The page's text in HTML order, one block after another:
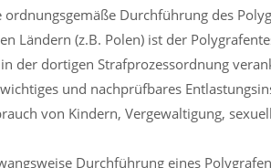
ordnungsgemäße Durchführung des
Ländern (z.B. Polen) ist der
der dortigen Strafprozessordnung
und nachprüfbares
von Kindern, Vergewaltigung,
Durchführung eines